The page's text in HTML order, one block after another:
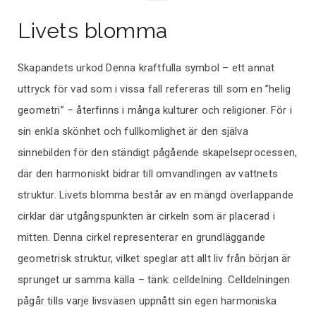
Livets blomma
Skapandets urkod Denna kraftfulla symbol – ett annat
uttryck för vad som i vissa fall refereras till som en ”helig
geometri” – återfinns i många kulturer och religioner. För i
sin enkla skönhet och fullkomlighet är den själva
sinnebilden för den ständigt pågående skapelseprocessen,
där den harmoniskt bidrar till omvandlingen av vattnets
struktur. Livets blomma består av en mängd överlappande
cirklar där utgångspunkten är cirkeln som är placerad i
mitten. Denna cirkel representerar en grundläggande
geometrisk struktur, vilket speglar att allt liv från början är
sprunget ur samma källa – tänk: celldelning. Celldelningen
pågår tills varje livsväsen uppnått sin egen harmoniska